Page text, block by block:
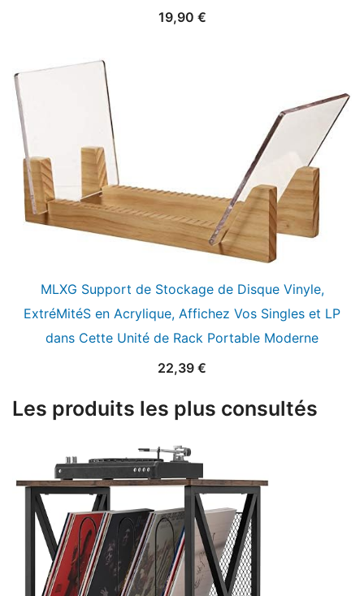
19,90 €
MLXG Support de Stockage de Disque Vinyle,
ExtréMitéS en Acrylique, Affichez Vos Singles et LP
dans Cette Unité de Rack Portable Moderne
22,39 €
Les produits les plus consultés